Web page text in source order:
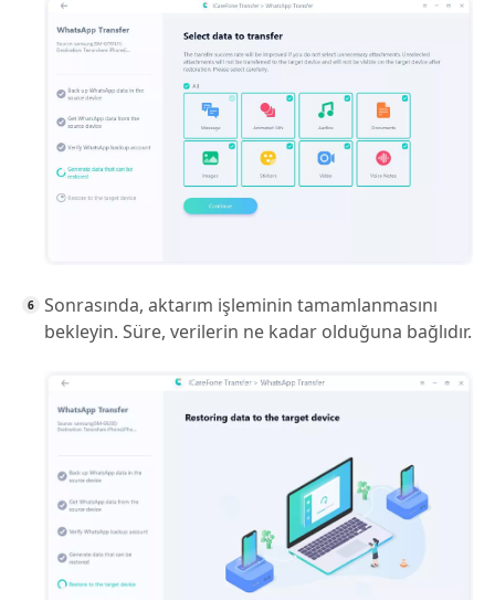
Sonrasında, aktarım işleminin tamamlanmasını
bekleyin. Süre, verilerin ne kadar olduğuna bağlıdır.